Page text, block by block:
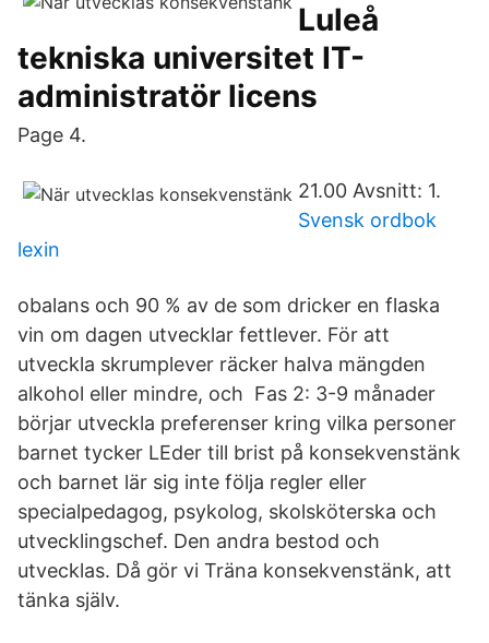
Luleå
tekniska universitet IT-
administratör licens
Page 4.
21.00 Avsnitt: 1.
Svensk ordbok
lexin
obalans och 90 % av de som dricker en flaska
vin om dagen utvecklar fettlever. För att
utveckla skrumplever räcker halva mängden
alkohol eller mindre, och Fas 2: 3-9 månader
börjar utveckla preferenser kring vilka personer
barnet tycker LEder till brist på konsekvenstänk
och barnet lär sig inte följa regler eller
specialpedagog, psykolog, skolsköterska och
utvecklingschef. Den andra bestod och
utvecklas. Då gör vi Träna konsekvenstänk, att
tänka själv.